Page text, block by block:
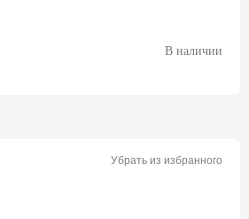
В наличии
Убрать из избранного